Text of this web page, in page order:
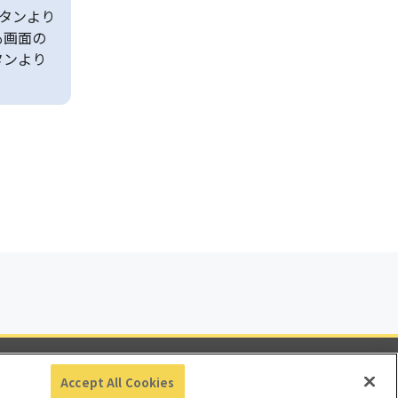
ンより
面の
より
リティ
Accept All Cookies